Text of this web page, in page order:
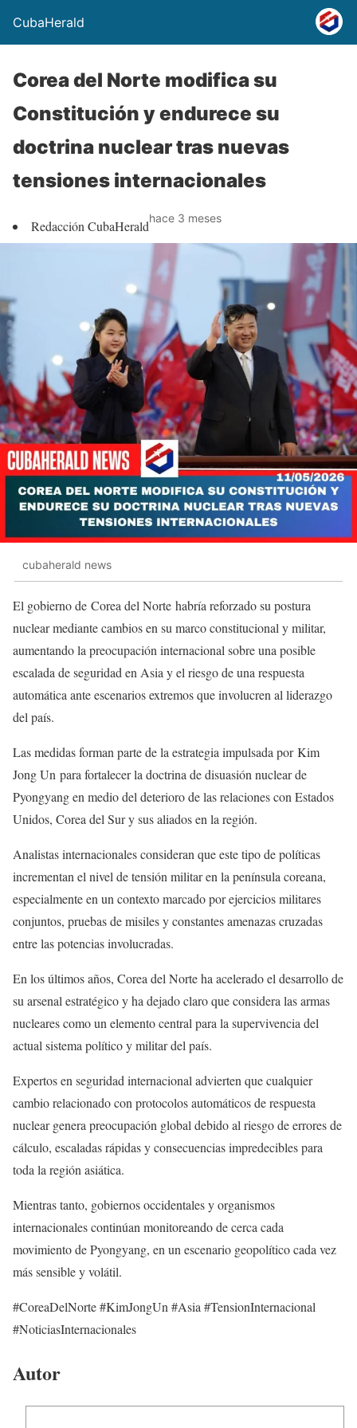
CubaHerald
Corea del Norte modifica su
Constitución y endurece su
doctrina nuclear tras nuevas
tensiones internacionales
Redacción CubaHeraldhace 3 meses
cubaherald news
El gobierno de Corea del Norte habría reforzado su postura
nuclear mediante cambios en su marco constitucional y militar,
aumentando la preocupación internacional sobre una posible
escalada de seguridad en Asia y el riesgo de una respuesta
automática ante escenarios extremos que involucren al liderazgo
del país.
Las medidas forman parte de la estrategia impulsada por Kim
Jong Un para fortalecer la doctrina de disuasión nuclear de
Pyongyang en medio del deterioro de las relaciones con Estados
Unidos, Corea del Sur y sus aliados en la región.
Analistas internacionales consideran que este tipo de políticas
incrementan el nivel de tensión militar en la península coreana,
especialmente en un contexto marcado por ejercicios militares
conjuntos, pruebas de misiles y constantes amenazas cruzadas
entre las potencias involucradas.
En los últimos años, Corea del Norte ha acelerado el desarrollo de
su arsenal estratégico y ha dejado claro que considera las armas
nucleares como un elemento central para la supervivencia del
actual sistema político y militar del país.
Expertos en seguridad internacional advierten que cualquier
cambio relacionado con protocolos automáticos de respuesta
nuclear genera preocupación global debido al riesgo de errores de
cálculo, escaladas rápidas y consecuencias impredecibles para
toda la región asiática.
Mientras tanto, gobiernos occidentales y organismos
internacionales continúan monitoreando de cerca cada
movimiento de Pyongyang, en un escenario geopolítico cada vez
más sensible y volátil.
#CoreaDelNorte #KimJongUn #Asia #TensionInternacional
#NoticiasInternacionales
Autor